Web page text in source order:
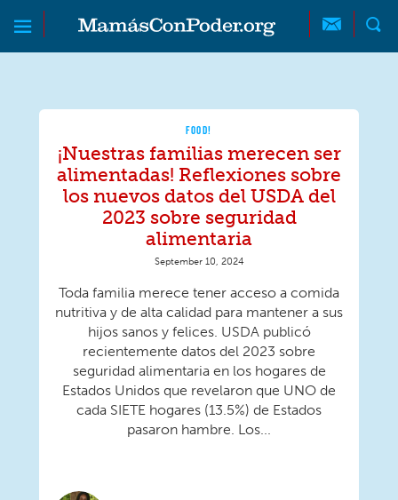
Skip to main content
Skip to main content
MamásConPoder
FOOD!
¡Nuestras familias merecen ser
alimentadas! Reflexiones sobre
los nuevos datos del USDA del
2023 sobre seguridad
alimentaria
September 10, 2024
Toda familia merece tener acceso a comida
nutritiva y de alta calidad para mantener a sus
hijos sanos y felices. USDA publicó
recientemente datos del 2023 sobre
seguridad alimentaria en los hogares de
Estados Unidos que revelaron que UNO de
cada SIETE hogares (13.5%) de Estados
pasaron hambre. Los...